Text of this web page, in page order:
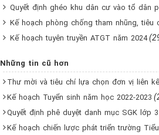
Quyết định ghéo khu dân cư vào tổ dân
Kế hoạch phòng chống tham nhũng, tiêu
Kế hoạch tuyên truyền ATGT năm 2024
Những tin cũ hơn
Thư mời và tiêu chí lựa chọn đơn vị liên
Kế hoạch Tuyển sinh năm học 2022-2023
Quyết định phê duyệt danh mục SGK lớp 3
Kế hoạch chiến lược phát triển trường